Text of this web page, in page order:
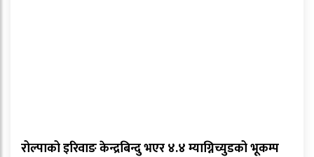
रोल्पाको इरिवाङ केन्द्रबिन्दु भएर ४.४ म्याग्निच्युडको भूकम्प